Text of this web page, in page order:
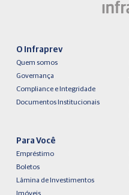
O Infraprev
Quem somos
Governança
Compliance e Integridade
Documentos Institucionais
Para Você
Empréstimo
Boletos
Lâmina de Investimentos